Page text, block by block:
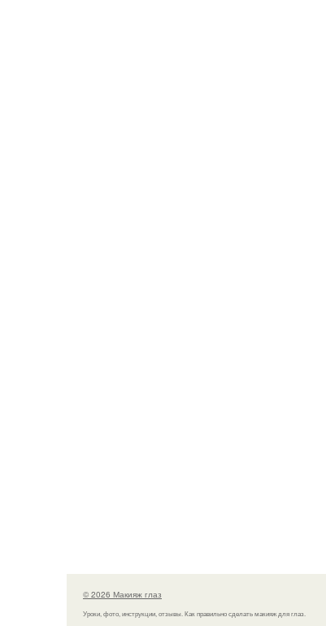
© 2026 Макияж глаз
Уроки, фото, инструкции, отзывы. Как правильно сделать макияж для глаз.